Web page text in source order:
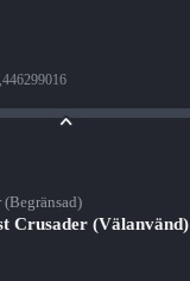
Crusader (Välanvänd)